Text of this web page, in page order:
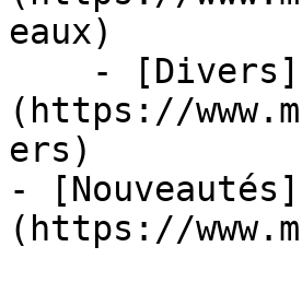
eaux)
(https://
ers)
- [Nouveautés]